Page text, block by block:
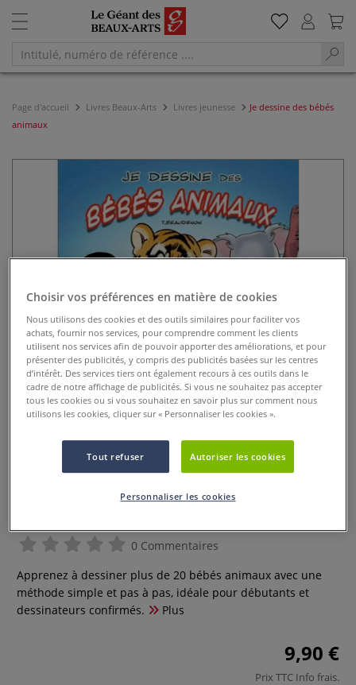
Page d'accueil Livres Beaux-Arts Livres jeunesse
Je dessine des bébés
animaux
0 Commentaires
Apprenez à dessiner plus de 20 bébés animaux avec une
méthode simple et pas à pas, idéale pour débutants et
dessinateurs confirmés.
Plus
9,90 €
Prix TTC Info frais.
Choisir vos préférences en matière de cookies
Nous utilisons des cookies et des outils similaires pour faciliter vos
achats, fournir nos services, pour comprendre comment les clients
utilisent nos services afin de pouvoir apporter des améliorations, et pour
présenter des publicités, y compris des publicités basées sur les centres
d’intérêt. Des services tiers ont également recours à ces outils dans le
cadre de notre affichage de publicités. Si vous ne souhaitez pas accepter
tous les cookies ou si vous souhaitez en savoir plus sur comment nous
utilisons les cookies, cliquer sur « Personnaliser les cookies ».
Tout refuser Autoriser les cookies
Personnaliser les cookies